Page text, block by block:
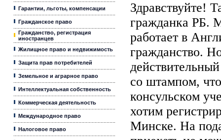
Гарантии, льготы, компенсации
Гражданское право
Гражданство, регистрация
иностранцев
Жилищное право и недвижимость
Защита прав потребителей
Земельное и аграрное право
Интеллектуальная собственность
Коммерческая деятельность
Международное право
Налоговое право
Здравствуйте!
гражданка РБ.
работает в
гражданство.
со штампом,
консульском
хотим
Минске. На